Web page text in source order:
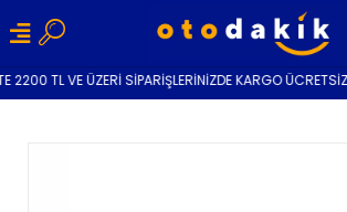
2200 TL VE ÜZERİ SİPARİŞLERİNİZDE KARGO ÜCRETSİZ